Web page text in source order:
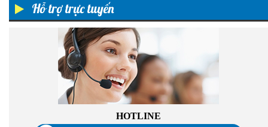
Hỗ trợ trực tuyến
HOTLINE